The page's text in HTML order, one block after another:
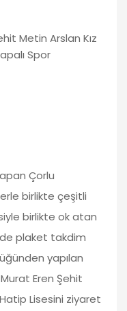
Metin Arslan Kız
Spor
Çorlu
birlikte çeşitli
birlikte ok atan
plaket takdim
yapılan
Eren Şehit
Lisesini ziyaret